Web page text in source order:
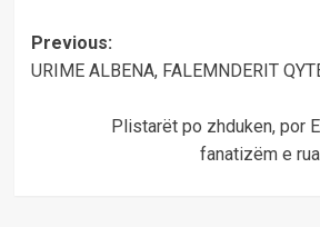
Post
navigation
Previous:
URIME ALBENA, FALEMNDERIT
Plistarët po zhduken, por
fanatizëm e